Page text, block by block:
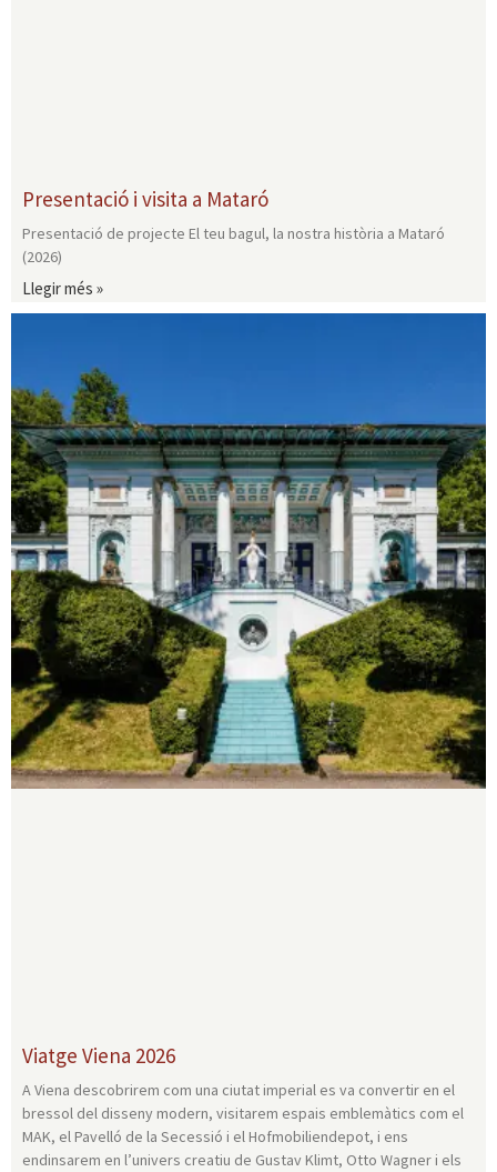
Presentació i visita a Mataró
Presentació de projecte El teu bagul, la nostra història a Mataró
(2026)
Llegir més »
Viatge Viena 2026
A Viena descobrirem com una ciutat imperial es va convertir en el
bressol del disseny modern, visitarem espais emblemàtics com el
MAK, el Pavelló de la Secessió i el Hofmobiliendepot, i ens
endinsarem en l’univers creatiu de Gustav Klimt, Otto Wagner i els